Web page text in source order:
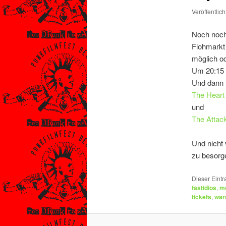
Noch
möglich
Um
Und
The
und
The
Und nicht
zu
Dieser
fastidios,
tickets,